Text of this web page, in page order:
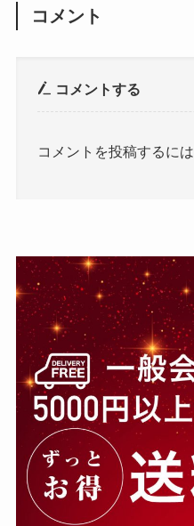
コメント
コメントする
コメントを投稿するには